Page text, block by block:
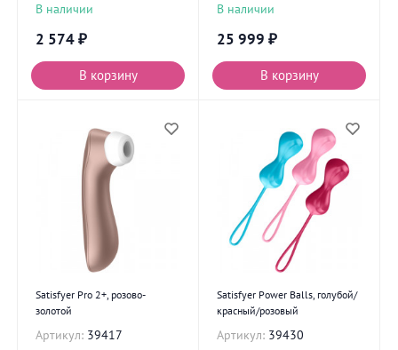
В наличии
2 574₽
В корзину
В наличии
25 999 ₽
В корзину
Satisfyer Pro 2+, розово-
золотой
Артикул: 39417
Satisfyer Power Balls, голубой/
красный/розовый
Артикул: 39430